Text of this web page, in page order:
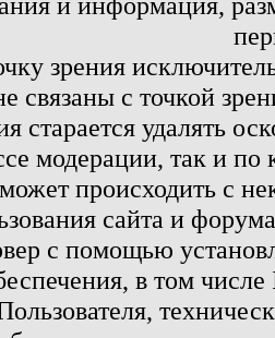
зрения
связаны с точкой
старается удалять
модерации, так и по
происходить с
сайта и
с помощью
в том